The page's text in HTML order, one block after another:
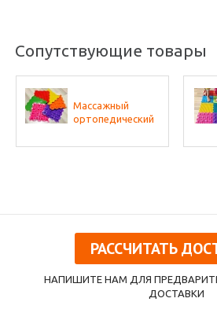
Сопутствующие товары
Массажный
ортопедический
шт. по 1 шт
РАССЧИТАТЬ
НАПИШИТЕ НАМ ДЛЯ
ДОСТАВКИ